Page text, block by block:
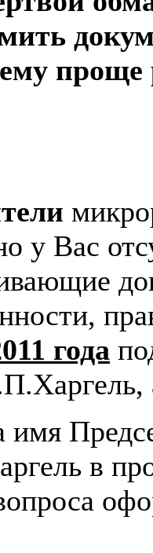
у Вас
года
имя
в